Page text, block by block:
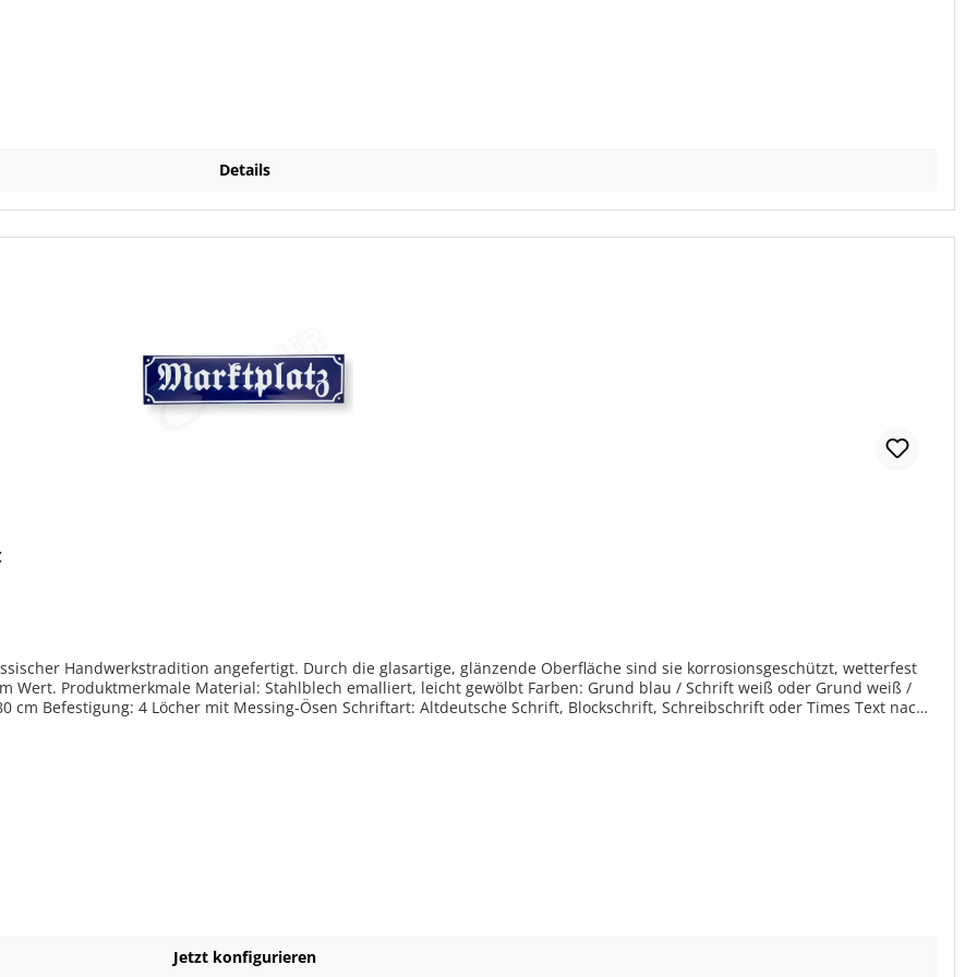
Details
Handwerkstradition angefertigt. Durch die glasartige, glänzende Oberfläche sind sie korrosionsgeschützt, wetterfest
Farben: Grund blau / Schrift weiß oder Grund weiß /
cm Befestigung: 4 Löcher mit Messing-Ösen Schriftart: Altdeutsche Schrift, Blockschrift, Schreibschrift oder Times Text nach
Jetzt konfigurieren